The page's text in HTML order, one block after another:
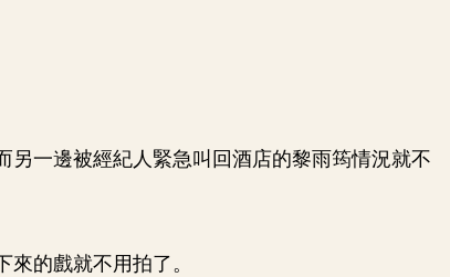
一邊被經紀人緊急叫回酒店的黎雨筠情況就不
的戲就不用拍了。